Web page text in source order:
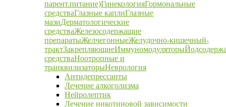
парент.питание)ГинекологияГормональные
средстваГлазные каплиГлазные
мазиДерматологические
средстваЖелезосодержащие
препаратыЖелчегонныеЖелудочно-кишечный-
трактЗакрепляющиеИммуномодуляторы
средстваНоотропные и
транквилизаторыНеврология
Антидепрессанты
Лечение алкоголизма
Нейролептик
Лечение никотиновой зависимости